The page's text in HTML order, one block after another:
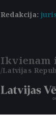
Redakcija:
Ikvienam
/Latvijas